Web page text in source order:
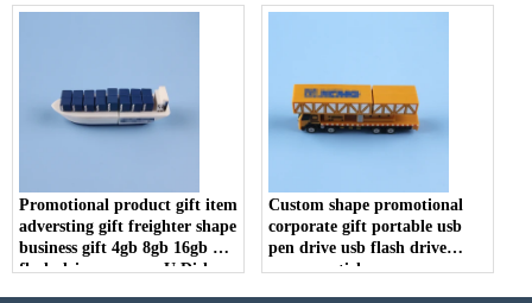
drive memory stick
Promotional product gift item
adversting gift freighter shape
business gift 4gb 8gb 16gb usb
flash drive memory U Disk
Custom shape promotional
corporate gift portable usb
pen drive usb flash drive
memory stick